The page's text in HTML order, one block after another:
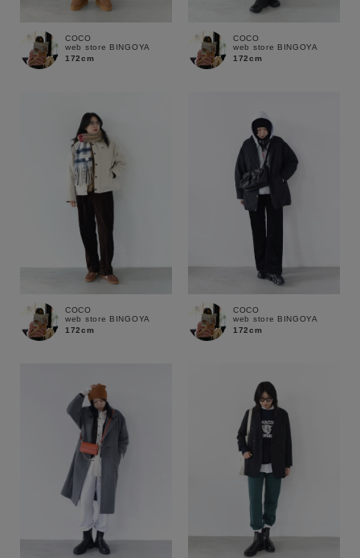
セール価格 WEB限定
在庫
COCO
web store BINGOYA
172cm
COCO
web store BINGOYA
172cm
COCO
web store BINGOYA
172cm
COCO
web store BINGOYA
172cm